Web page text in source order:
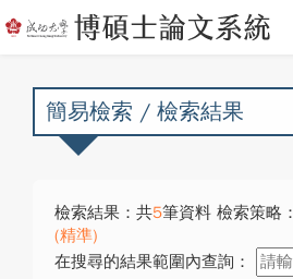
簡易檢索 / 檢索結果
檢索結果：共5筆資料 檢索策略：
(精準)
在搜尋的結果範圍內查詢：